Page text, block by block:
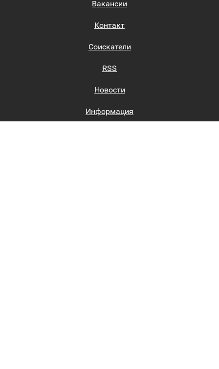
Вакансии
Контакт
Соискатели
RSS
Новости
Информация